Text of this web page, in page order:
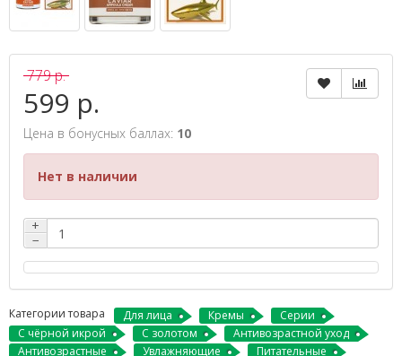
779 р.
599 р.
Цена в бонусных баллах: 10
Нет в наличии
+
−
Категории товара Для лица Кремы
Серии
С чёрной икрой
С золотом
Антивозрастной уход
Антивозрастные
Увлажняющие Питательные